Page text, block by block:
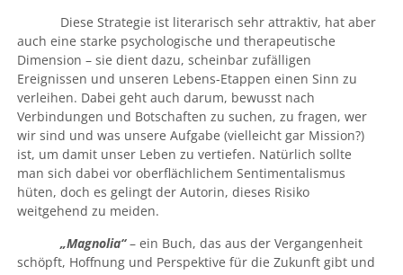
Diese Strategie ist literarisch sehr attraktiv, hat aber
auch eine starke psychologische und therapeutische
Dimension – sie dient dazu, scheinbar zufälligen
Ereignissen und unseren Lebens-Etappen einen Sinn zu
verleihen. Dabei geht auch darum, bewusst nach
Verbindungen und Botschaften zu suchen, zu fragen, wer
wir sind und was unsere Aufgabe (vielleicht gar Mission?)
ist, um damit unser Leben zu vertiefen. Natürlich sollte
man sich dabei vor oberflächlichem Sentimentalismus
hüten, doch es gelingt der Autorin, dieses Risiko
weitgehend zu meiden.
„Magnolia“– ein Buch, das aus der Vergangenheit
schöpft, Hoffnung und Perspektive für die Zukunft gibt und